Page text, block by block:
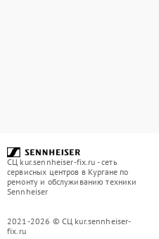
СЦ kur.sennheiser-fix.ru - сеть
сервисных центров в Кургане по
ремонту и обслуживанию техники
Sennheiser
2021-2026 © СЦ kur.sennheiser-
fix.ru